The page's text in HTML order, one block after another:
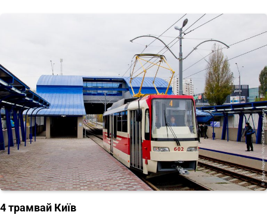
4 трамвай Київ